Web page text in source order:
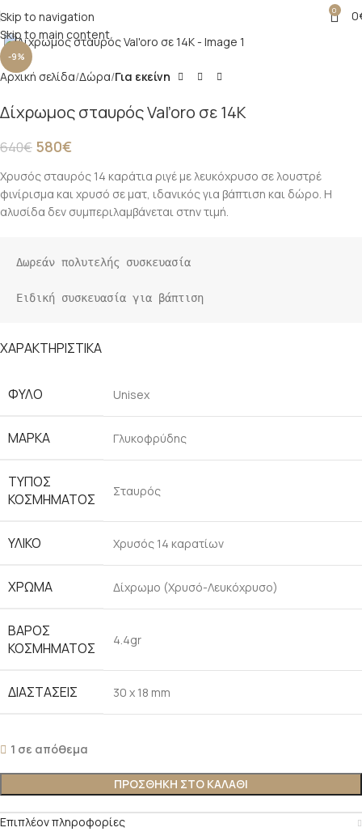
Skip to navigation
Skip to main content
0 0
-9%
Click to enlarge
Αρχική σελίδα Δώρα Για εκείνη
Δίχρωμος σταυρός Val’oro σε 14Κ
640€ 580€
Χρυσός σταυρός 14 καράτια ριγέ με λευκόχρυσο σε λουστρέ
φινίρισμα και χρυσό σε ματ, ιδανικός για βάπτιση και δώρο. Η
αλυσίδα δεν συμπεριλαμβάνεται στην τιμή.
Δωρεάν πολυτελής συσκευασία
Ειδική συσκευασία για βάπτιση
ΧΑΡΑΚΤΗΡΙΣΤΙΚΑ
ΦΎΛΟ Unisex
ΜΆΡΚΑ Γλυκοφρύδης
ΤΎΠΟΣ
ΚΟΣΜΉΜΑΤΟΣ
Σταυρός
ΥΛΙΚΌ Χρυσός 14 καρατίων
ΧΡΏΜΑ Δίχρωμο (Χρυσό-Λευκόχρυσο)
ΒΆΡΟΣ
ΚΟΣΜΉΜΑΤΟΣ
4.4gr
ΔΙΑΣΤΆΣΕΙΣ 30 x 18 mm
1 σε απόθεμα
ΠΡΟΣΘΉΚΗ ΣΤΟ ΚΑΛΆΘΙ
Επιπλέον πληροφορίες